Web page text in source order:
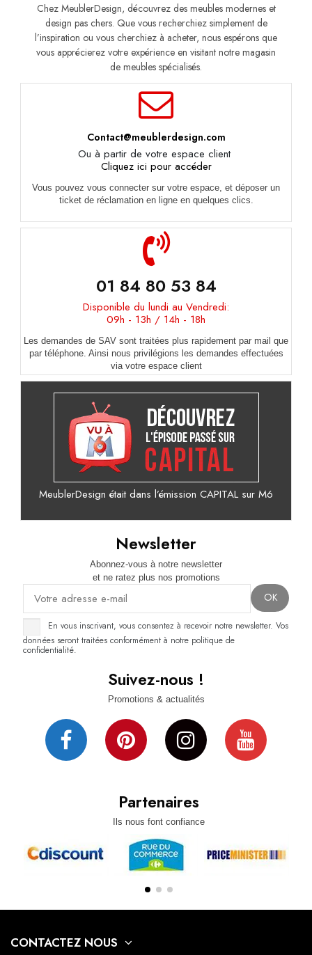
Chez MeublerDesign, découvrez des meubles modernes et
design pas chers. Que vous recherchiez simplement de
l’inspiration ou vous cherchiez à acheter, nous espérons que
vous apprécierez votre expérience en visitant notre magasin
de meubles spécialisés.
Contact@meublerdesign.com
Ou à partir de votre espace client
Cliquez ici pour accéder
Vous pouvez vous connecter sur votre espace, et déposer un
ticket de réclamation en ligne en quelques clics.
01 84 80 53 84
Disponible du lundi au Vendredi:
09h - 13h / 14h - 18h
Les demandes de SAV sont traitées plus rapidement par mail que
par téléphone. Ainsi nous privilégions les demandes effectuées
via votre espace client
MeublerDesign était dans l’émission CAPITAL sur M6
Partenaires
Ils nous font confiance
Suivez-nous !
Promotions & actualités
Newsletter
Abonnez-vous à notre newsletter
et ne ratez plus nos promotions
En vous inscrivant, vous consentez à recevoir notre newsletter. Vos
données seront traitées conformément à notre politique de
confidentialité.
CONTACTEZ NOUS